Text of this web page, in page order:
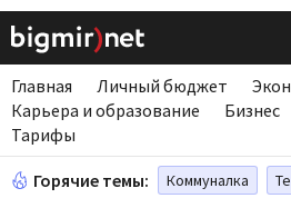
Главная Личный бюджет
Карьера и образование
Бизнес
Тарифы
Горячие темы: Коммуналка